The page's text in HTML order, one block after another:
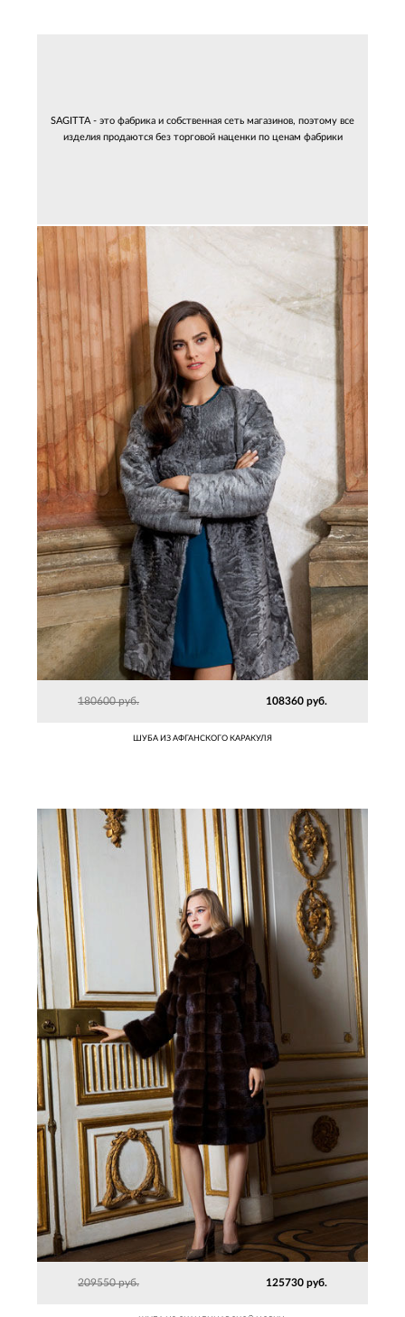
SAGITTA - это фабрика и собственная сеть магазинов, поэтому все
изделия продаются без торговой наценки по ценам фабрики
ШУБА ИЗ АФГАНСКОГО КАРАКУЛЯ
180600 руб. 108360 руб.
209550 руб. 125730 руб.